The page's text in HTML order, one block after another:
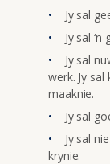
Jy sal
Jy sal
Jy sal
werk. Jy
maaknie.
Jy sal
Jy sal
krynie.